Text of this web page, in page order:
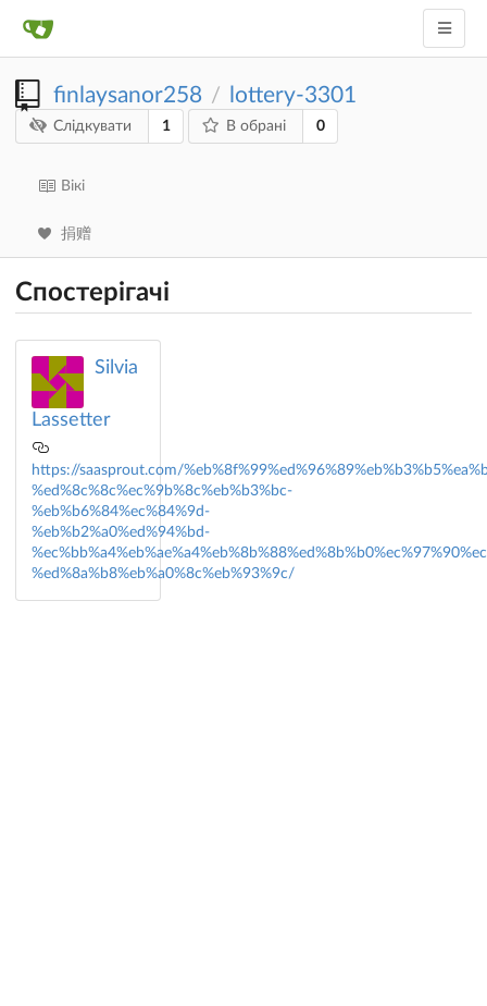
finlaysanor258 / lottery-3301
Слідкувати 1 В обрані 0
Вікі
捐赠
Спостерігачі
Silvia
Lassetter
https://saasprout.com/
%ed%8c%8c%ec%9b%8c%eb%b3%bc-
%eb%b6%84%ec%84%9d-
%eb%b2%a0%ed%94%bd-
%ed%8a%b8%eb%a0%8c%eb%93%9c/